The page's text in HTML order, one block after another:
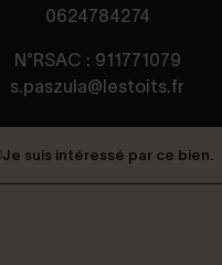
0624784274
N°RSAC : 911771079
s.paszula@lestoits.fr
Je suis intéressé par ce bien.